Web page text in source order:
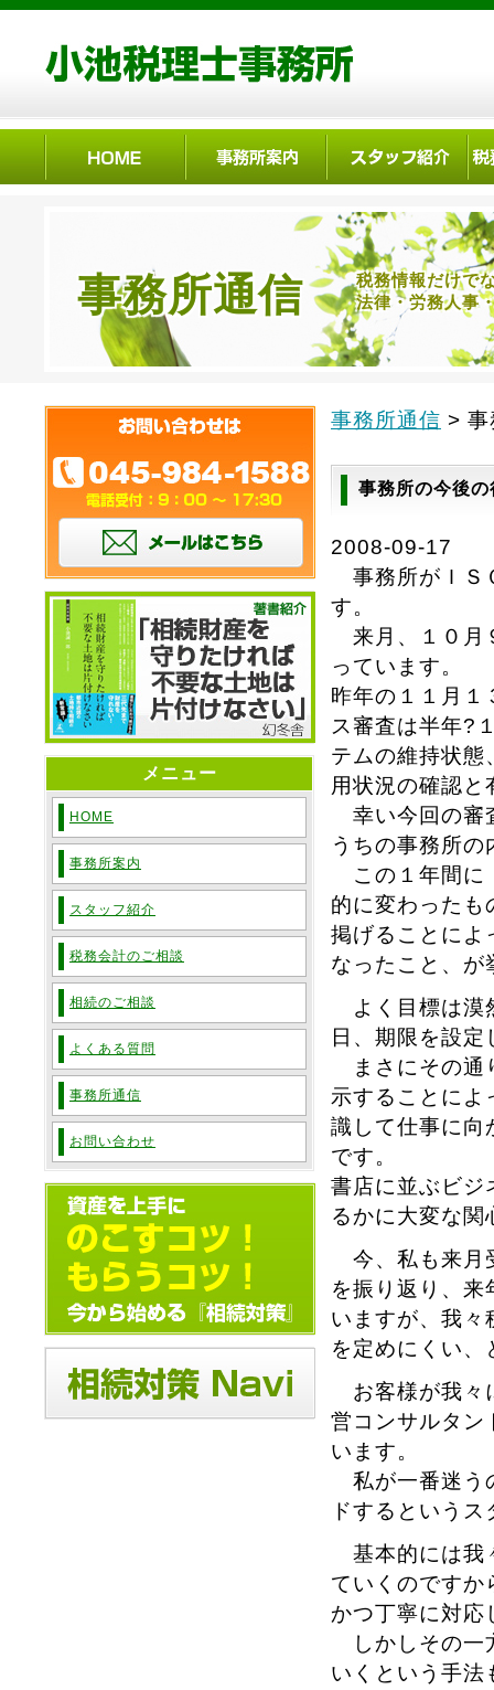
事務所通信
税務情報だけで
法律・労務人事
事務所通信 >
事務所の今後
2008-09-17
事務所がＩＳ
す。
来月、１０月
っています。
昨年の１１月
ス審査は半年?
テムの維持状態
用状況の確認
幸い今回の審
うちの事務所
この１年間に
的に変わったも
掲げることによ
なったこと、が
よく目標は漠
日、期限を設
まさにその通
示することによ
識して仕事に向
です。
書店に並ぶビジ
るかに大変な関
今、私も来月
を振り返り、
いますが、我々
を定めにくい
お客様が我々
営コンサルタン
います。
私が一番迷う
ドするという
基本的には我
ていくのですか
かつ丁寧に対応
しかしその一
いくという手法
メニュー
HOME
事務所案内
スタッフ紹介
税務会計のご相談
相続のご相談
よくある質問
事務所通信
お問い合わせ